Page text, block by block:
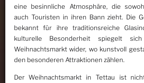
eine besinnliche Atmosphäre, die
auch Touristen in ihren Bann zieht. Die
bekannt für ihre traditionsreiche
kulturelle Besonderheit spiegelt
Weihnachtsmarkt wider, wo kunstvoll
den besonderen Attraktionen zählen.
Der Weihnachtsmarkt in Tettau ist